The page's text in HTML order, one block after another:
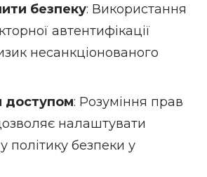
безпеку: Використання
автентифікації
несанкціонованого
доступом: Розуміння прав
налаштувати
політику безпеки у